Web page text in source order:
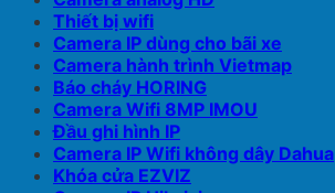
Thiết bị wifi
Camera IP dùng cho bãi xe
Camera hành trình Vietmap
Báo cháy HORING
Camera Wifi 8MP IMOU
Đầu ghi hình IP
Camera IP Wifi không dây Dahua
Khóa cửa EZVIZ